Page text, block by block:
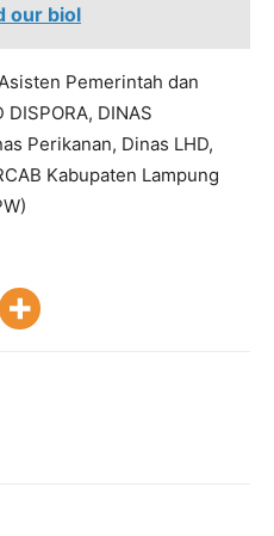
our biol
Pemerintah dan
DINAS
Perikanan, Dinas LHD,
Kabupaten Lampung